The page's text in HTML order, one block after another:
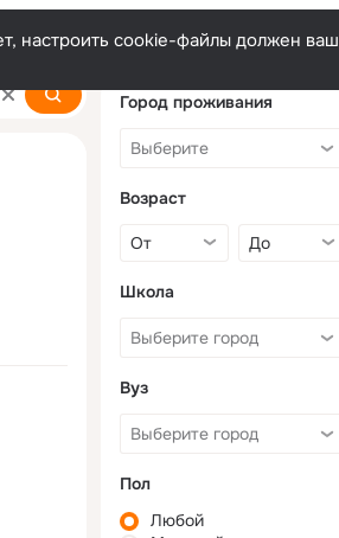
настроить cookie-файлы должен ваш
Город проживания
Возраст
Школа
Вуз
Пол
Любой